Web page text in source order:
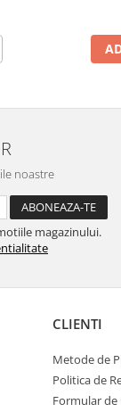
noastre
magazinului.
CLIENTI
Metode de
Politica de
Formular de